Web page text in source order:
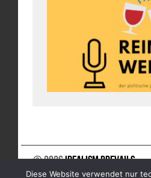
© 2026Idealism Prevails
Diese Website verwendet nur